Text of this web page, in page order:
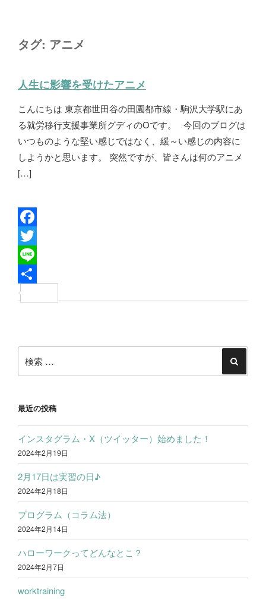
タグ: アニメ
人生に影響を受けたアニメ
こんにちは 東京都世田谷の田園都市線・駒沢大学駅にあ
る就労移行支援事業所グディのOです。 今回のブログは
いつものような堅い感じではなく、緩～い感じの内容に
しようかと思います。 突然ですが、皆さんは何のアニメ
[…]
F
a
c
e
o
T
w
i
e
L
i
ナ
ビ
ー
シ
ョ
ン
索:
索
最近の投稿
インスタグラム・X（ツイッター）始めました！
2024年2月19日
2月17日は実習の日♪
2024年2月18日
プログラム（コラム法）
2024年2月14日
ハローワークってどんなとこ？
2024年2月7日
worktraining